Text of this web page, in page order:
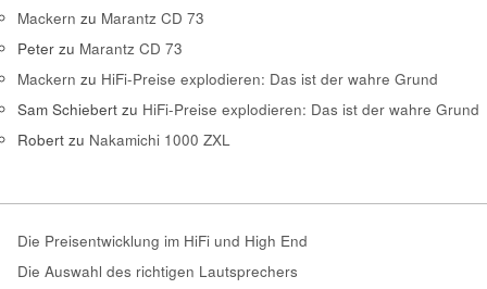
Mackern zu Marantz CD 73
Peter zu Marantz CD 73
Mackern zu HiFi-Preise explodieren: Das ist der wahre Grund
Sam Schiebert zu HiFi-Preise explodieren: Das ist der wahre Grund
Robert zu Nakamichi 1000 ZXL
Die Preisentwicklung im HiFi und High End
Die Auswahl des richtigen Lautsprechers